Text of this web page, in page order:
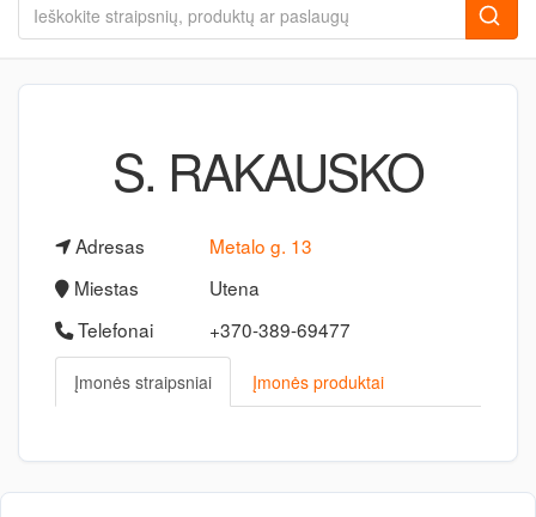
S. RAKAUSKO
Adresas
Metalo g. 13
Miestas
Utena
Telefonai
+370-389-69477
Įmonės straipsniai Įmonės produktai